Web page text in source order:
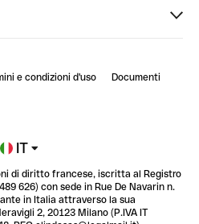
come organizzare...
e condizioni d'uso Documenti
IT
di diritto francese, iscritta al Registro
626) con sede in Rue De Navarin n.
in Italia attraverso la sua
2, 20123 Milano (P.IVA IT